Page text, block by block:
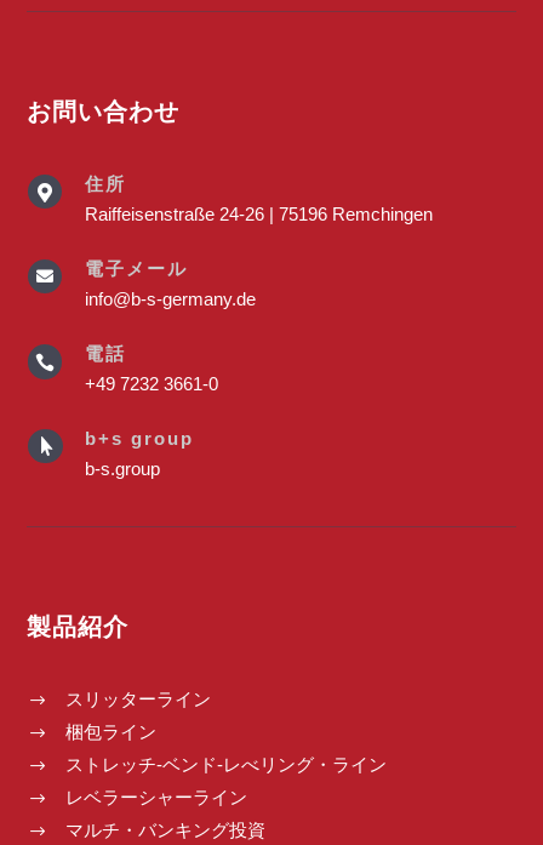
お問い合わせ

住所
Raiffeisenstraße 24-26 | 75196 Remchingen

電子メール
info@b-s-germany.de

電話
+49 7232 3661-0

b+s group
b-s.group
製品紹介
$ スリッターライン
$ 梱包ライン
$ ストレッチ-ベンド-レべリング・ライン
$ レベラーシャーライン
$ マルチ・バンキング投資